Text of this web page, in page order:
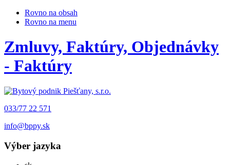
Rovno na obsah
Rovno na menu
Zmluvy, Faktúry, Objednávky
- Faktúry
033/77 22 571
info@bppy.sk
Výber jazyka